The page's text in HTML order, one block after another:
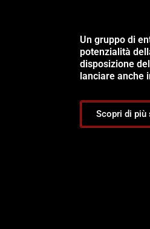
Un gruppo di
potenzialità
disposizione
lanciare anche
Scopri di più